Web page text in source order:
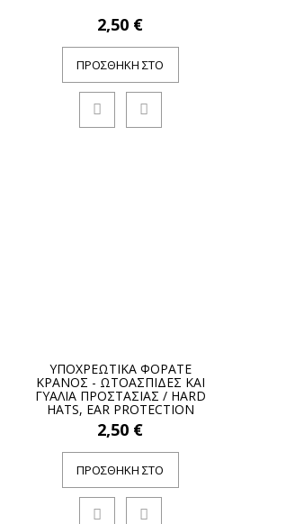
2,50 €
ΠΡΟΣΘΉΚΗ ΣΤΟ
ΥΠΟΧΡΕΩΤΙΚΑ ΦΟΡΑΤΕ
ΚΡΑΝΟΣ - ΩΤΟΑΣΠΙΔΕΣ ΚΑΙ
ΓΥΑΛΙΑ ΠΡΟΣΤΑΣΙΑΣ / HARD
HATS, EAR PROTECTION
AND SAFETY GLASSES MUST
BE WORN
2,50 €
ΠΡΟΣΘΉΚΗ ΣΤΟ